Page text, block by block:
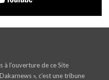
à l’ouverture de ce Site
», c’est une tribune